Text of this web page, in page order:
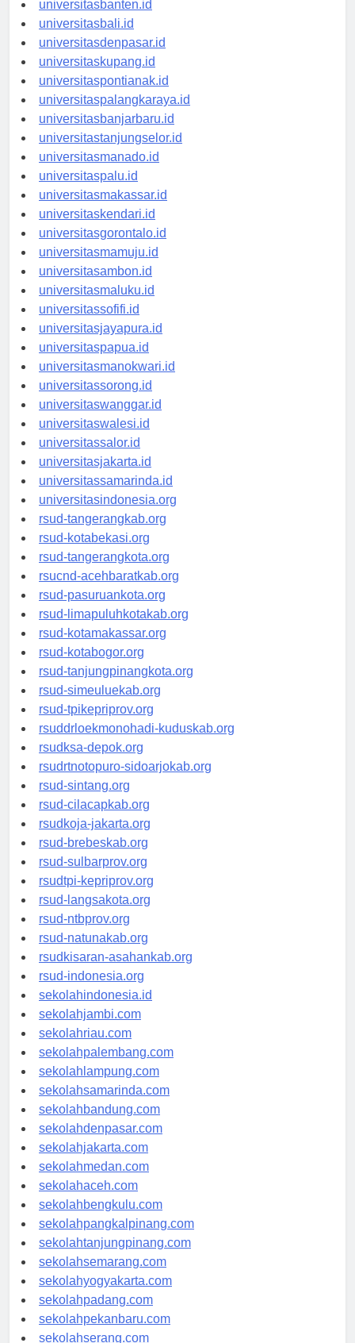
universitasbanten.id
universitasbali.id
universitasdenpasar.id
universitaskupang.id
universitaspontianak.id
universitaspalangkaraya.id
universitasbanjarbaru.id
universitastanjungselor.id
universitasmanado.id
universitaspalu.id
universitasmakassar.id
universitaskendari.id
universitasgorontalo.id
universitasmamuju.id
universitasambon.id
universitasmaluku.id
universitassofifi.id
universitasjayapura.id
universitaspapua.id
universitasmanokwari.id
universitassorong.id
universitaswanggar.id
universitaswalesi.id
universitassalor.id
universitasjakarta.id
universitassamarinda.id
universitasindonesia.org
rsud-tangerangkab.org
rsud-kotabekasi.org
rsud-tangerangkota.org
rsucnd-acehbaratkab.org
rsud-pasuruankota.org
rsud-limapuluhkotakab.org
rsud-kotamakassar.org
rsud-kotabogor.org
rsud-tanjungpinangkota.org
rsud-simeuluekab.org
rsud-tpikepriprov.org
rsuddrloekmonohadi-kuduskab.org
rsudksa-depok.org
rsudrtnotopuro-sidoarjokab.org
rsud-sintang.org
rsud-cilacapkab.org
rsudkoja-jakarta.org
rsud-brebeskab.org
rsud-sulbarprov.org
rsudtpi-kepriprov.org
rsud-langsakota.org
rsud-ntbprov.org
rsud-natunakab.org
rsudkisaran-asahankab.org
rsud-indonesia.org
sekolahindonesia.id
sekolahjambi.com
sekolahriau.com
sekolahpalembang.com
sekolahlampung.com
sekolahsamarinda.com
sekolahbandung.com
sekolahdenpasar.com
sekolahjakarta.com
sekolahmedan.com
sekolahaceh.com
sekolahbengkulu.com
sekolahpangkalpinang.com
sekolahtanjungpinang.com
sekolahsemarang.com
sekolahyogyakarta.com
sekolahpadang.com
sekolahpekanbaru.com